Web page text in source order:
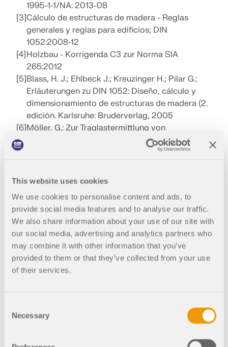
This website uses cookies
We use cookies to personalise content and ads, to
provide social media features and to analyse our traffic.
We also share information about your use of our site with
our social media, advertising and analytics partners who
may combine it with other information that you’ve
provided to them or that they’ve collected from your use
of their services.
Selection
Necessary
1995-1-1/NA: 2013-08
[3]Cálculo de estructuras de madera - Reglas
generales y reglas para edificios; DIN
1052:2008-12
[4] Holzbau - Korrigenda C3 zur Norma SIA
265:2012
[5]Blass, H. J.; Ehlbeck J.; Kreuzinger H.; Pilar G.:
Erläuterungen zu DIN 1052: Diseño, cálculo y
dimensionamiento de estructuras de madera (2.
edición. Karlsruhe: Bruderverlag, 2005
[6]Möller, G.: Zur Traglastermittlung von
Druckstäben im Holzbau; en Bautechnik 5/2007,
Dipl.-Ing. (FH) Gerhar
d Rehm
Ingeniería de producto y soporte al
cliente
Gerhard trabaja en Product
desarrollo para ofrecer soluciones
estructurales de dos dimensiones en ejemplo de
muro de madera contralaminada 1
estructurales de dos dimensiones en ejemplo de